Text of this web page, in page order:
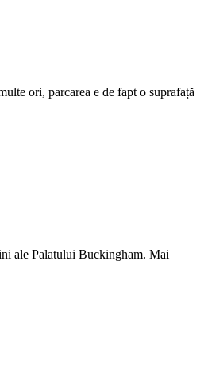
ori, parcarea e de fapt o suprafață
ale Palatului Buckingham. Mai